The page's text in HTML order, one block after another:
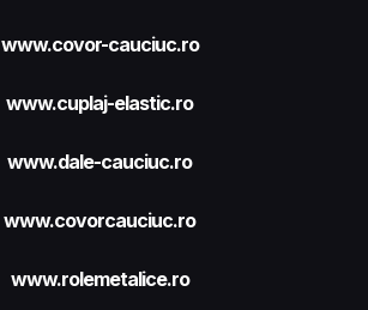
www.covor-cauciuc.ro
www.cuplaj-elastic.ro
www.dale-cauciuc.ro
www.covorcauciuc.ro
www.rolemetalice.ro